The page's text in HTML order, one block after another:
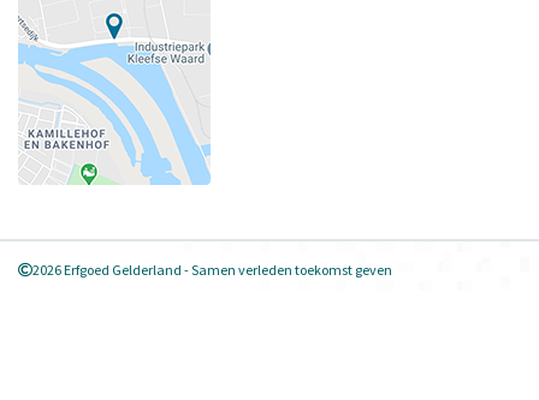
2026 Erfgoed Gelderland - Samen verleden toekomst geven